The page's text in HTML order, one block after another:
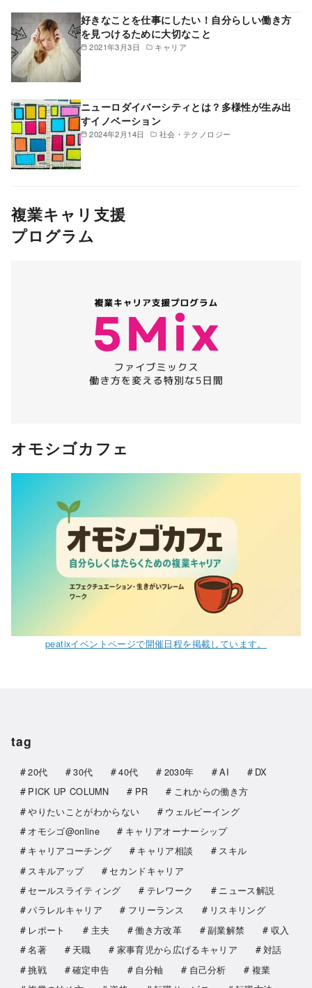
2021年3月3日 キャリア
好きなことを仕事にしたい！自分らしい働き方
を見つけるために大切なこと
2024年2月14日 社会・テクノロジー
ニューロダイバーシティとは？多様性が生み出
すイノベーション
複業キャリ支援
プログラム
オモシゴカフェ
peatixイベントページで開催日程を掲載しています。
tag
20代 30代 40代 2030年 AI
DX
PICK UP COLUMN
PR
これからの働き方
やりたいことがわからない
ウェルビーイング
オモシゴ@online
キャリアオーナーシップ
キャリアコーチング
キャリア相談
スキル
スキルアップ
セカンドキャリア
セールスライティング
テレワーク
ニュース解説
パラレルキャリア
フリーランス
リスキリング
レポート
主夫 働き方改革 副業解禁
収入
名著
天職 家事育児から広げるキャリア
対話
挑戦
確定申告 自分軸 自己分析
複業